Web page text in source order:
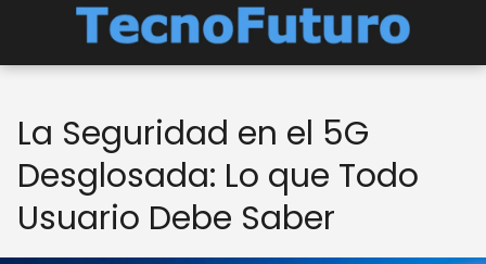
La Seguridad en el 5G
Desglosada: Lo que Todo
Usuario Debe Saber